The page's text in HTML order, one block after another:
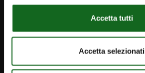
Accetta tutti
Accetta selezionati
iPump
Contact